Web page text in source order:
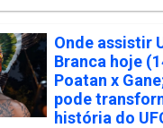
Onde assistir
Branca hoje
Poatan x
pode
história do